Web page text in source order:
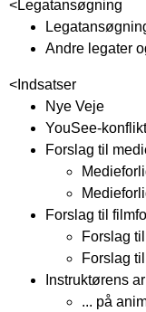
<Legatansøgning
Andre legater
< Indsatser
Nye Veje
YouSee-konflikt
Forslag til
Forslag til
Forslag
Forslag
Instruktørens
... på